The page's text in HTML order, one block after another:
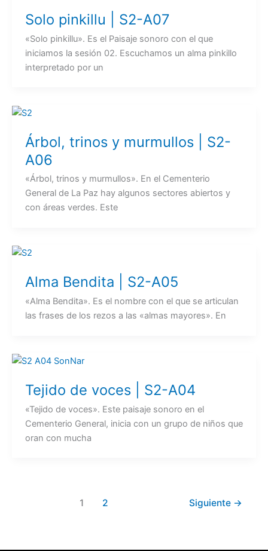
Solo pinkillu | S2-A07
«Solo pinkillu». Es el Paisaje sonoro con el que
iniciamos la sesión 02. Escuchamos un alma pinkillo
interpretado por un
Árbol, trinos y murmullos | S2-
A06
«Árbol, trinos y murmullos». En el Cementerio
General de La Paz hay algunos sectores abiertos y
con áreas verdes. Este
Alma Bendita | S2-A05
«Alma Bendita». Es el nombre con el que se articulan
las frases de los rezos a las «almas mayores». En
Tejido de voces | S2-A04
«Tejido de voces». Este paisaje sonoro en el
Cementerio General, inicia con un grupo de niños que
oran con mucha
1 2 Siguiente →